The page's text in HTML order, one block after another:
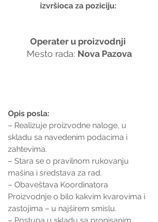
izvršioca za poziciju:
Operater u proizvodnji
Mesto rada: Nova Pazova
Opis posla:
– Realizuje proizvodne naloge, u
skladu sa navedenim podacima i
zahtevima.
– Stara se o pravilnom rukovanju
mašina i sredstava za rad.
– Obaveštava Koordinatora
Proizvodnje o bilo kakvim kvarovima i
zastojima – u najširem smislu.